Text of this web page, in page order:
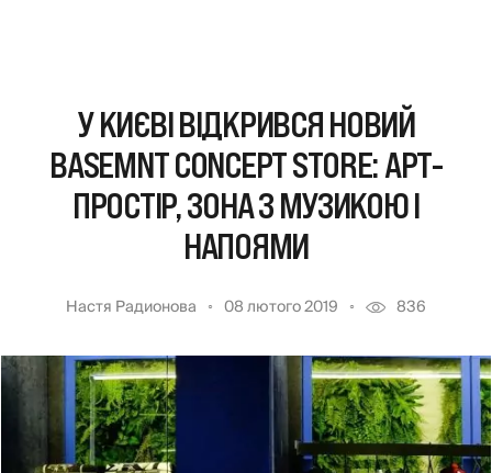
У КИЄВІ ВІДКРИВСЯ НОВИЙ
BASEMNT CONCEPT STORE: АРТ-
ПРОСТІР, ЗОНА З МУЗИКОЮ І
НАПОЯМИ
Настя Радионова 08 лютого 2019 836